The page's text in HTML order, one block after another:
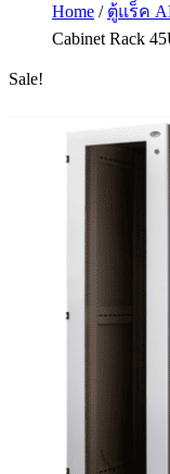
Home / ตู้แร็ค
Cabinet Rack
Sale!